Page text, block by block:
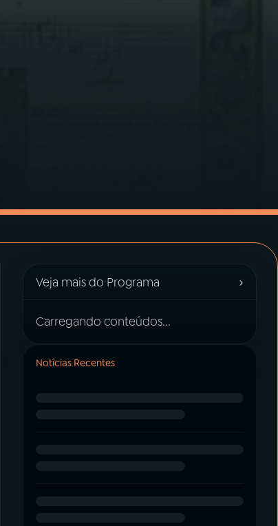
Veja mais do Programa ›
Carregando conteúdos...
Notícias Recentes